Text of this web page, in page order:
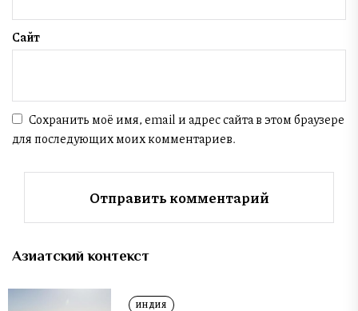
Сайт
Сохранить моё имя, email и адрес сайта в этом браузере
для последующих моих комментариев.
Азиатский контекст
ИНДИЯ